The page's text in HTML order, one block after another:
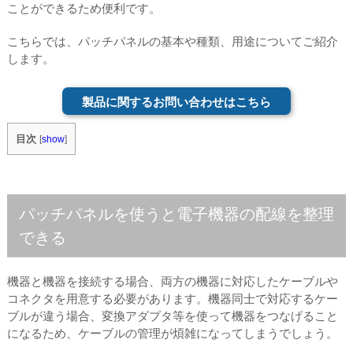
ことができるため便利です。
こちらでは、パッチパネルの基本や種類、用途についてご紹介
します。
製品に関するお問い合わせはこちら
目次 [show]
パッチパネルを使うと電子機器の配線を整理
できる
機器と機器を接続する場合、両方の機器に対応したケーブルや
コネクタを用意する必要があります。機器同士で対応するケー
ブルが違う場合、変換アダプタ等を使って機器をつなげること
になるため、ケーブルの管理が煩雑になってしまうでしょう。